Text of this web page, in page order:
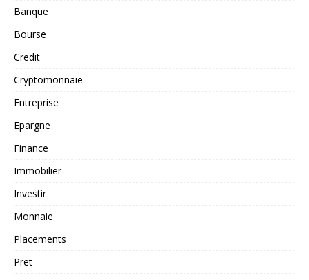
Banque
Bourse
Credit
Cryptomonnaie
Entreprise
Epargne
Finance
Immobilier
Investir
Monnaie
Placements
Pret